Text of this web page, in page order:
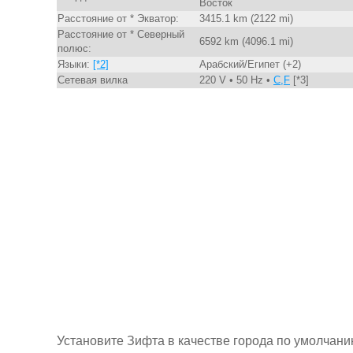
Восток
Расстояние от * Экватор:
3415.1 km (2122 mi)
Расстояние от * Северный
полюс:
6592 km (4096.1 mi)
Языки: [*2]
Арабский/Египет (+2)
Сетевая вилка
220 V • 50 Hz • C,F [*3]
Установите Зифта в качестве города по